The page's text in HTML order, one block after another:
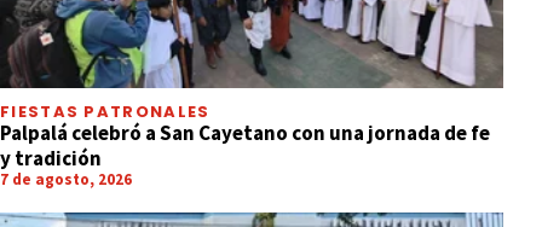
FIESTAS PATRONALES
Palpalá celebró a San Cayetano con una jornada de fe
y tradición
7 de agosto, 2026